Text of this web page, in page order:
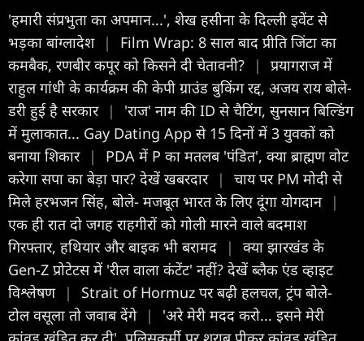
'हमारी संप्रभुता का अपमान...', शेख हसीना के दिल्ली इवेंट से
भड़का बांग्लादेश |
Film Wrap: 8 साल बाद प्रीति जिंटा का
कमबैक, रणबीर कपूर को किसने दी चेतावनी?
|
प्रयागराज में
राहुल गांधी के कार्यक्रम की केपी ग्राउंड बुकिंग रद्द, अजय राय बोले-
डरी हुई है सरकार |
'राज' नाम की ID से चैटिंग, सुनसान बिल्डिंग
में मुलाकात... Gay Dating App से 15 दिनों में 3 युवकों को
बनाया शिकार |
PDA में P का मतलब 'पंडित', क्या ब्राह्मण वोट
करेगा सपा का बेड़ा पार? देखें खबरदार |
चाय पर PM मोदी से
मिले हरभजन सिंह, बोले- मजबूत भारत के लिए दूंगा योगदान |
एक ही रात दो जगह राहगीरों को गोली मारने वाले बदमाश
गिरफ्तार, हथियार और बाइक भी बरामद
|
क्या झारखंड के
Gen-Z प्रोटेटस में 'रील वाला कंटेंट' नहीं? देखें ब्लैक एंड व्हाइट
विश्लेषण |
Strait of Hormuz पर बढ़ी हलचल, ट्रंप बोले-
टोल वसूला तो जवाब देंगे |
'अरे मेरी मदद करो... इसने मेरी